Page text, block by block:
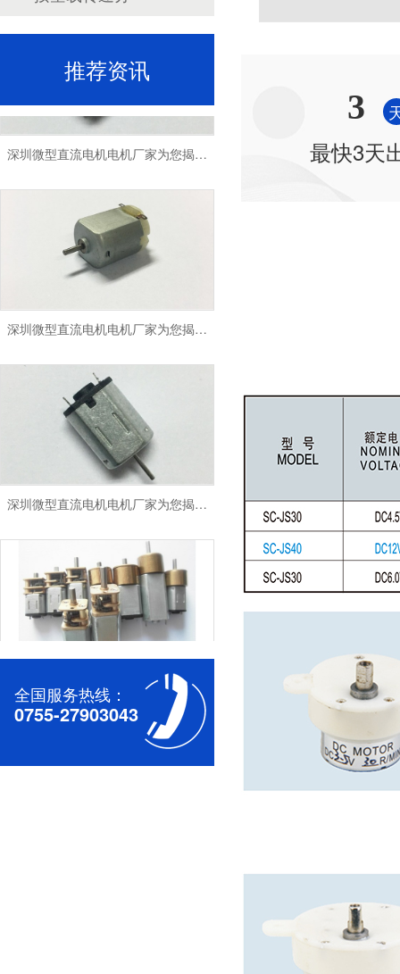
3
最快3天
推荐资讯
深圳微型直流电机电机厂家为您揭秘:了解微型直流电机的设计、开发及制造过程
深圳微型直流电机电机厂家为您揭秘:微型直流电机的技术创新与市场应用
深圳微型直流电机电机厂家为您揭秘:微型直流电机 - 高效能、低噪音
深圳减速电机电机厂家为您揭秘:电机行业发展中减速电机的市场前景展望
全国服务热线：
0755-27903043